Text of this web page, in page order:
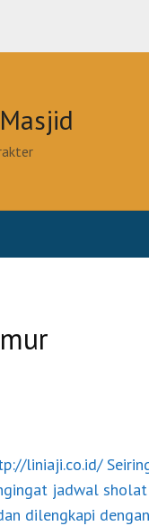
liniaji.co.id/
jadwal
dilengkapi